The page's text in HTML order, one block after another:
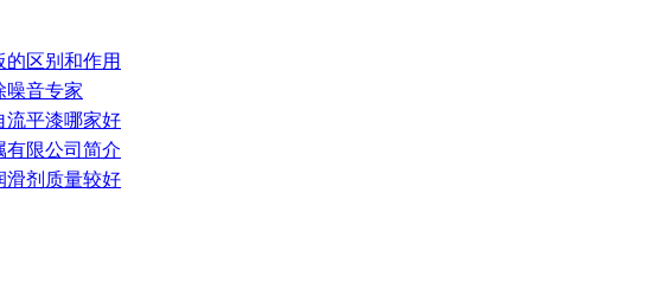
的区别和作用
噪音专家
流平漆哪家好
有限公司简介
滑剂质量较好